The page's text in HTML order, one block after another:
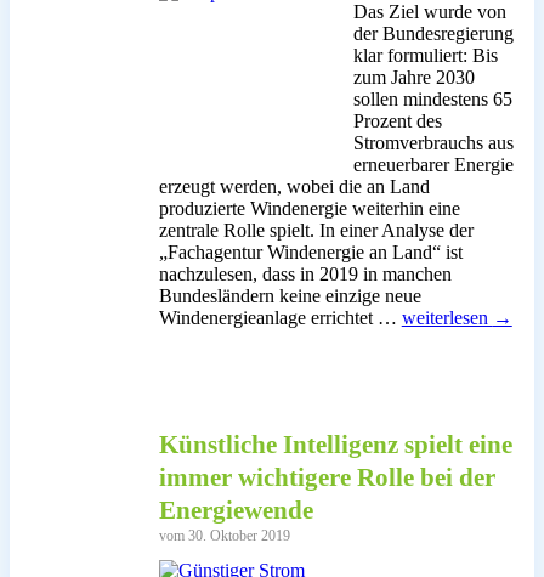
Das Ziel wurde von
der Bundesregierung
klar formuliert: Bis
zum Jahre 2030
sollen mindestens 65
Prozent des
Stromverbrauchs aus
erneuerbarer Energie
erzeugt werden, wobei die an Land
produzierte Windenergie weiterhin eine
zentrale Rolle spielt. In einer Analyse der
„Fachagentur Windenergie an Land“ ist
nachzulesen, dass in 2019 in manchen
Bundesländern keine einzige neue
Windenergieanlage errichtet … Ist
Windenergie?
weiterlesen →
Künstliche Intelligenz spielt eine
immer wichtigere Rolle bei der
Energiewende
vom 30. Oktober 2019